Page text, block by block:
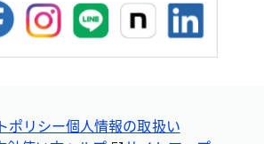
ポリシー個人情報の取扱い